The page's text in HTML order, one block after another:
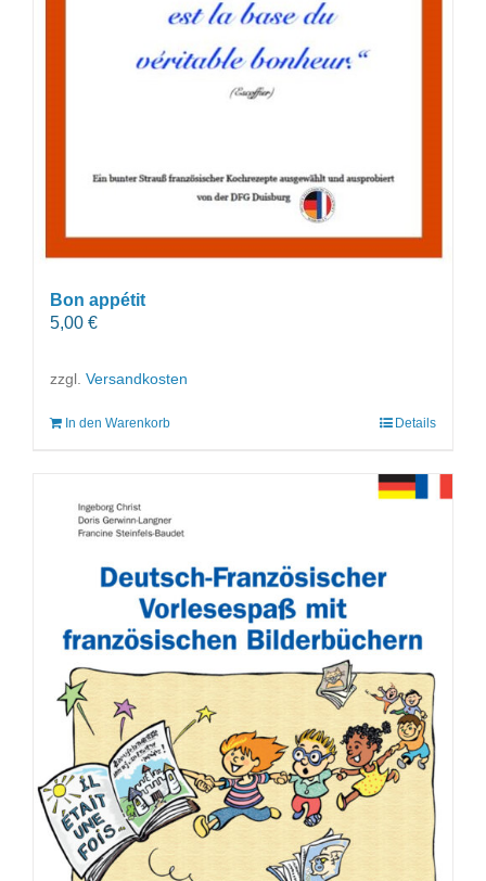
Bon appétit
5,00 €
zzgl. Versandkosten
In den Warenkorb Details